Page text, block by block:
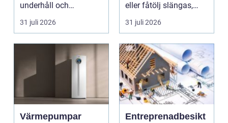
underhåll och
renovering. Färg, rost,
smu...
31 juli 2026
eller fåtölj slängas,
säljas billi...
31 juli 2026
Värmepumpar
Entreprenadbesikt